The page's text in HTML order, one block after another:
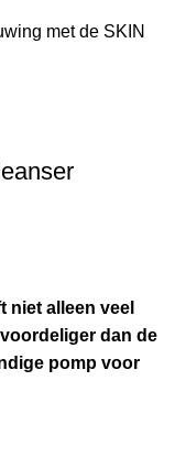
met de SKIN
niet alleen veel
dan de
pomp voor